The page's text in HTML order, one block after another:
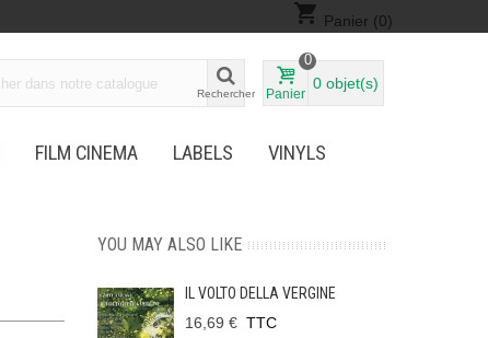
shopping_cart Panier (0)
Rechercher Panier
0
0 objet(s)
FILM CINEMA LABELS
VINYLS
YOU MAY ALSO LIKE
IL VOLTO DELLA VERGINE
16,69 € TTC